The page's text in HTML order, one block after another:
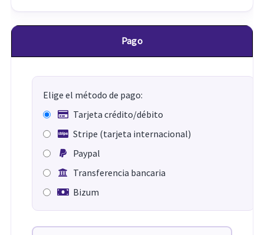
Pago
Elige el método de pago:
Tarjeta crédito/débito
Stripe (tarjeta internacional)
Paypal
Transferencia bancaria
Bizum